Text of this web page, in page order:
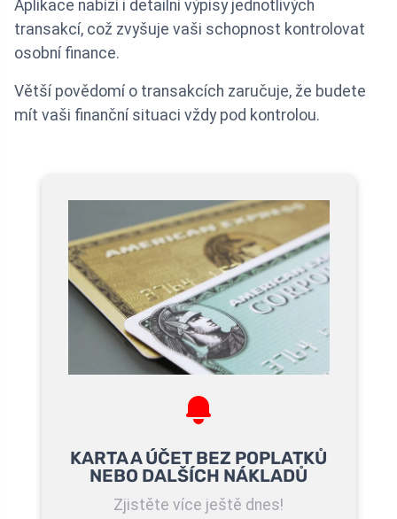
Aplikace nabízí i detailní výpisy jednotlivých
transakcí, což zvyšuje vaši schopnost kontrolovat
osobní finance.
Větší povědomí o transakcích zaručuje, že budete
mít vaši finanční situaci vždy pod kontrolou.
KARTA A ÚČET BEZ POPLATKŮ
NEBO DALŠÍCH NÁKLADŮ
Zjistěte více ještě dnes!